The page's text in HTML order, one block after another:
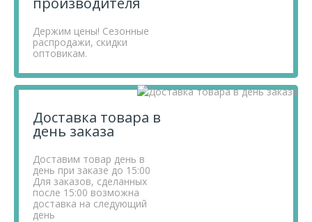
Держим цены! Сезонные
распродажи, скидки
оптовикам.
Доставка товара в
день заказа
Доставим товар день в
день при заказе до 15:00
Для заказов, сделанных
после 15:00 возможна
доставка на следующий
день